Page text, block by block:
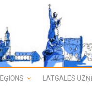
LATGALES